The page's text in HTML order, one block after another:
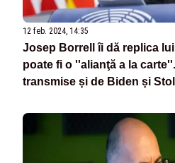
12 feb. 2024, 14:35
Josep Borrell îi dă replica
poate fi o ''alianţă a la
transmise și de Biden și